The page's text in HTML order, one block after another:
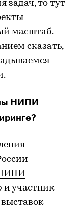
задач, то тут
масштаб.
сказать,
НИПИ
и участник